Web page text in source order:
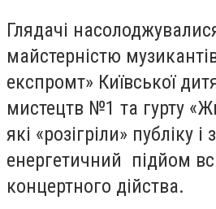
Глядачі
майстерністю
експромт» Київської
мистецтв №1 та гурту
які «розігріли» публіку
енергетичний підйом
концертного дійства.